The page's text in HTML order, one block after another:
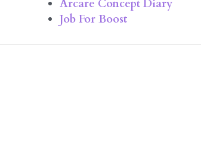
Arcare Concept Diary
Job For Boost